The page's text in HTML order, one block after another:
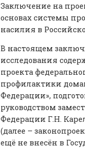
Заключение на
основах системы
насилия в
В настоящем
исследования
проекта
профилактики
Федерации»,
руководством
Федерации Г.Н.
(далее –
ещё не внесён в